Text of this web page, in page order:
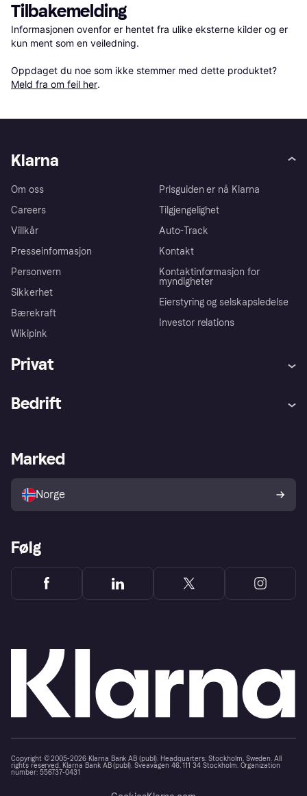
Tilbakemelding
Informasjonen ovenfor er hentet fra ulike eksterne kilder og er
kun ment som en veiledning.
Oppdaget du noe som ikke stemmer med dette produktet?
Meld fra om feil her.
Klarna
Om oss
Careers
Villkår
Presseinformasjon
Personvern
Sikkerhet
Bærekraft
Wikipink
Prisguiden er nå Klarna
Tilgjengelighet
Auto-Track
Kontakt
Kontaktinformasjon for
myndigheter
Eierstyring og selskapsledelse
Investor relations
Privat
Utforsk butikker
Bedrift
Merchant portal
Marked
Norge
Følg
Copyright © 2005-2026 Klarna Bank AB (publ). Headquarters: Stockholm, Sweden. All
rights reserved. Klarna Bank AB (publ). Sveavägen 46, 111 34 Stockholm. Organization
number: 556737-0431